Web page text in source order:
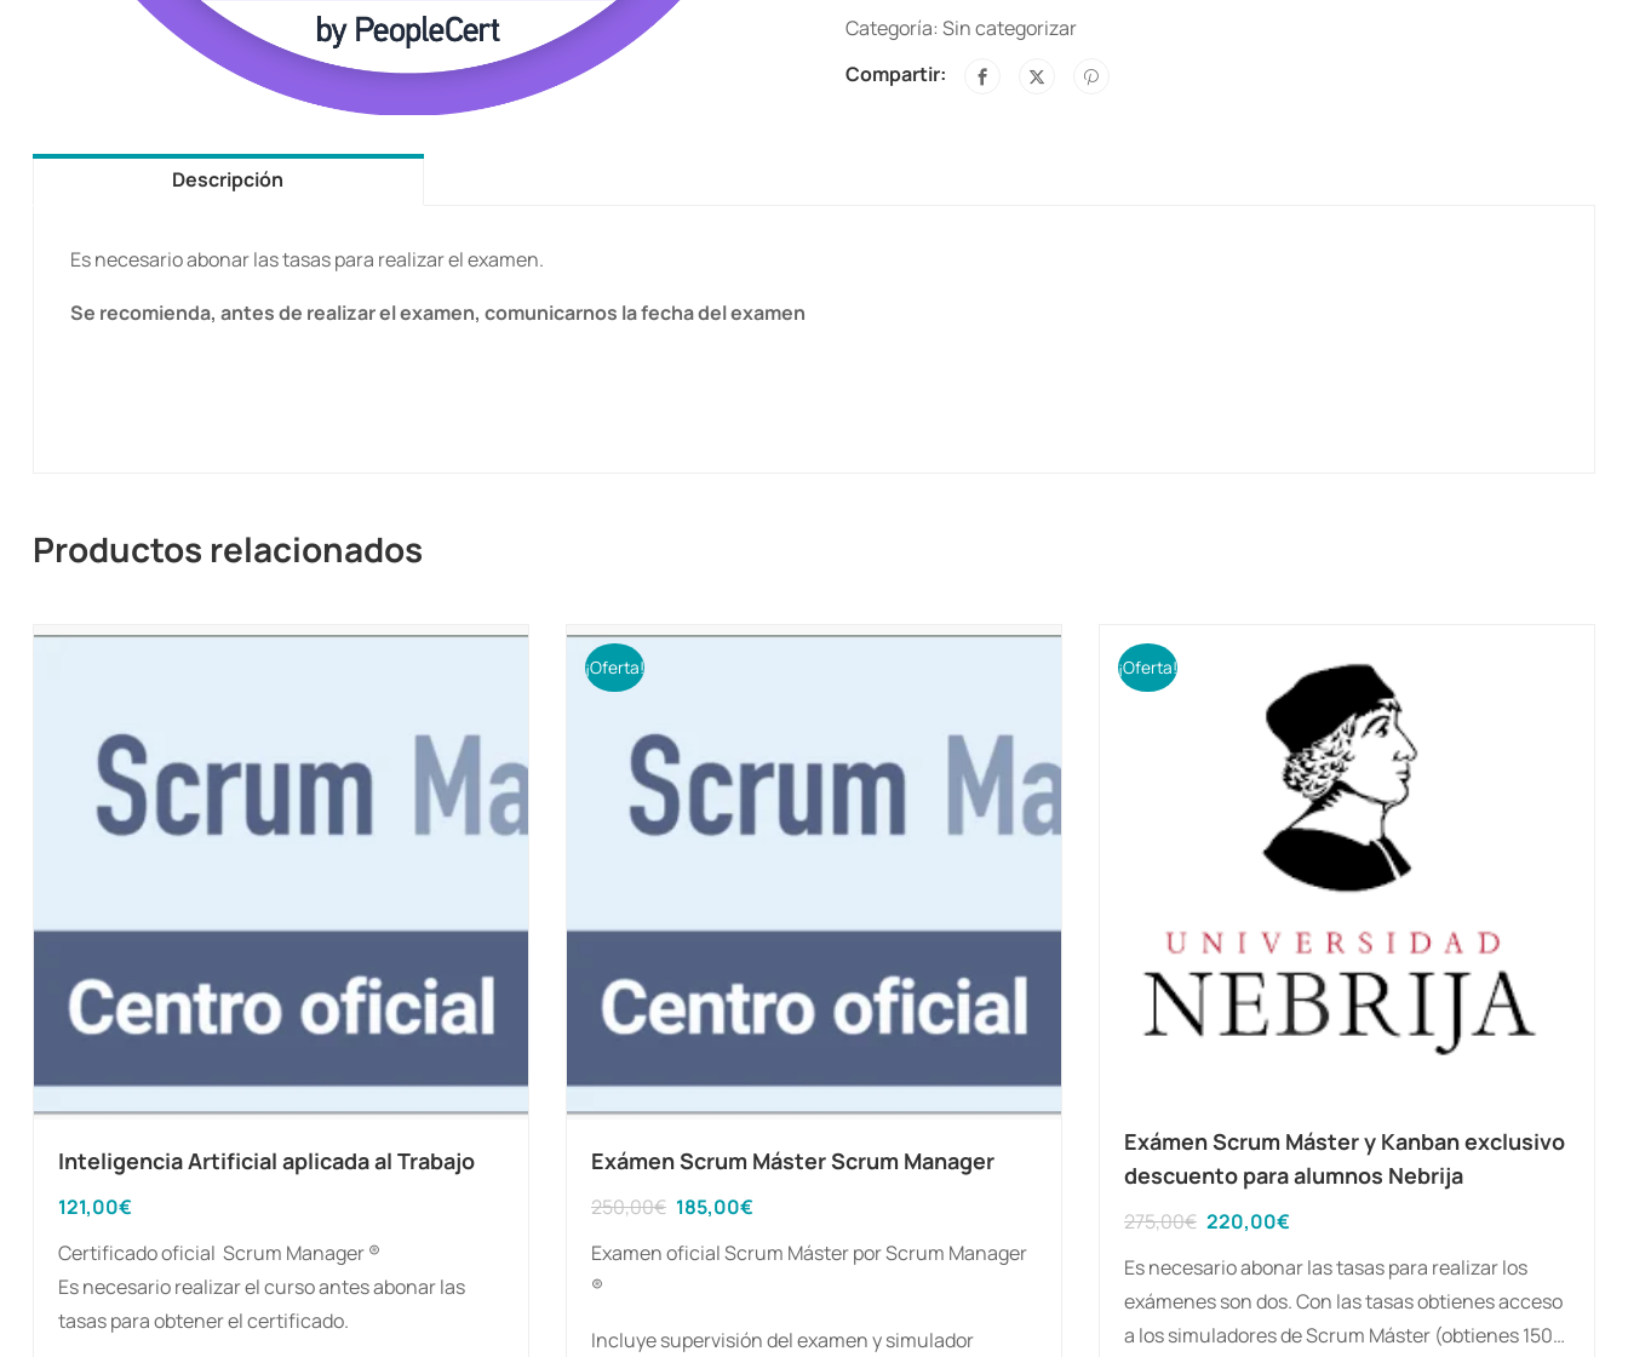
ITILv4
Foundation
cantidad
Categoría: Sin categorizar
Compartir:
Descripción
Es necesario abonar las tasas para realizar el examen.
Se recomienda, antes de realizar el examen, comunicarnos la fecha del examen
Productos relacionados
Inteligencia Artificial aplicada al Trabajo
121,00€
Certificado oficial Scrum Manager ®️
Es necesario realizar el curso antes abonar las
tasas para obtener el certificado.
¡Oferta!
Exámen Scrum Máster Scrum Manager
250,00€ El
precio
250,00€.
185,00€
precio
185,00€.
Examen oficial Scrum Máster por Scrum Manager
®️
Incluye supervisión del examen y simulador
¡Oferta!
Exámen Scrum Máster y Kanban exclusivo
descuento para alumnos Nebrija
275,00€ El
precio
original
era:
220,00€
precio
actual
es:
Es necesario abonar las tasas para realizar los
exámenes son dos. Con las tasas obtienes acceso
a los simuladores de Scrum Máster (obtienes 150